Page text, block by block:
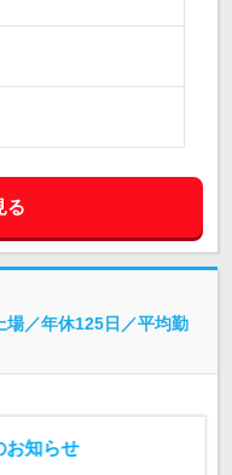
る
／年休125日／平均勤
お知らせ